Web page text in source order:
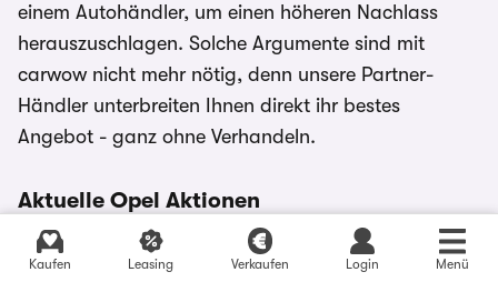
Kaufen Leasing Verkaufen Login Menü
einem Autohändler, um einen höheren Nachlass
herauszuschlagen. Solche Argumente sind mit
carwow nicht mehr nötig, denn unsere Partner-
Händler unterbreiten Ihnen direkt ihr bestes
Angebot - ganz ohne Verhandeln.
Aktuelle Opel Aktionen
Mit den Opel 2020 Sondermodellen erhalten Sie